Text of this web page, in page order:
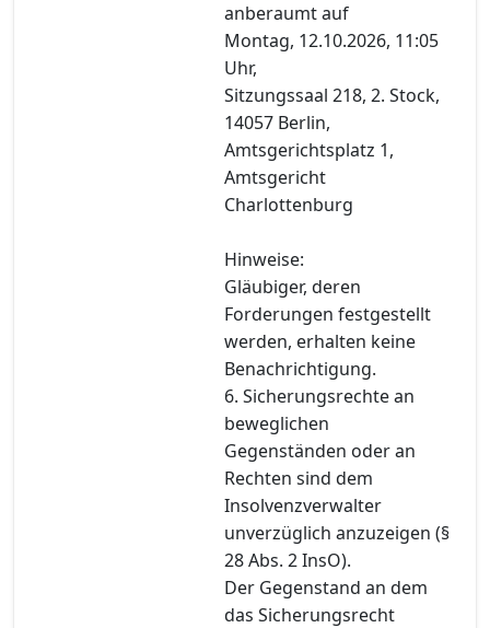
anberaumt auf
Montag, 12.10.2026, 11:05
Uhr,
Sitzungssaal 218, 2. Stock,
14057 Berlin,
Amtsgerichtsplatz 1,
Amtsgericht
Charlottenburg
Hinweise:
Gläubiger, deren
Forderungen festgestellt
werden, erhalten keine
Benachrichtigung.
6. Sicherungsrechte an
beweglichen
Gegenständen oder an
Rechten sind dem
Insolvenzverwalter
unverzüglich anzuzeigen (§
28 Abs. 2 InsO).
Der Gegenstand an dem
das Sicherungsrecht